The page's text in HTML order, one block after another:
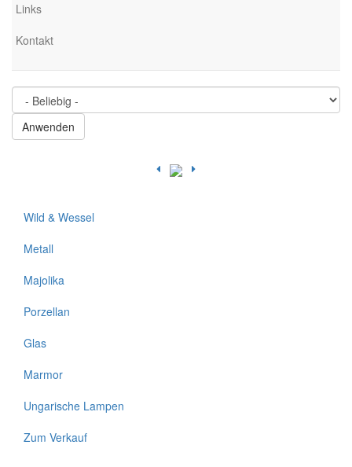
Links
Kontakt
Wild & Wessel
Metall
Majolika
Porzellan
Glas
Marmor
Ungarische Lampen
Zum Verkauf